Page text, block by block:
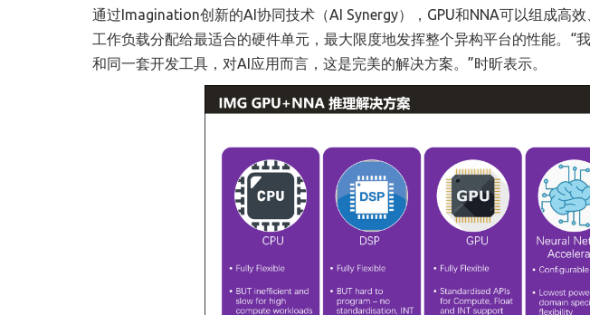
通过Imagination创新的AI协同技术（AI Synergy），GPU和NNA可以组成高
工作负载分配给最适合的硬件单元，最大限度地发挥整个异构平台的性能。“
和同一套开发工具，对AI应用而言，这是完美的解决方案。”时昕表示。